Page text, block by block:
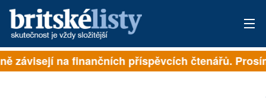
PŘIHLÁSIT
závisejí na finančních příspěvcích čtenářů.